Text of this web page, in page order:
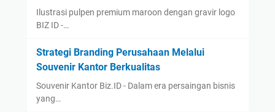
Ilustrasi pulpen premium maroon dengan gravir logo
BIZ ID -…
Strategi Branding Perusahaan Melalui
Souvenir Kantor Berkualitas
Souvenir Kantor Biz.ID - Dalam era persaingan bisnis
yang…